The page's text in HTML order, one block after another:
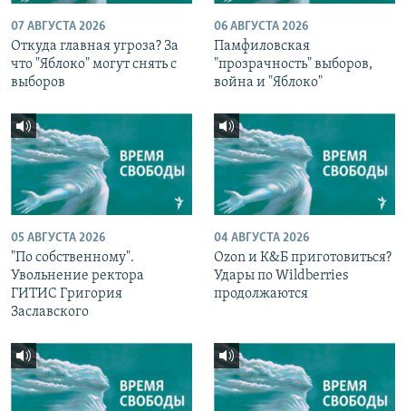
07 АВГУСТА 2026
Откуда главная угроза? За
что "Яблоко" могут снять с
выборов
06 АВГУСТА 2026
Памфиловская
"прозрачность" выборов,
война и "Яблоко"
05 АВГУСТА 2026
"По собственному".
Увольнение ректора
ГИТИС Григория
Заславского
04 АВГУСТА 2026
Ozon и К&Б приготовиться?
Удары по Wildberries
продолжаются